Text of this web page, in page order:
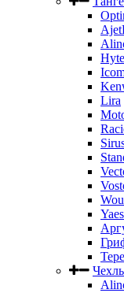
Lira